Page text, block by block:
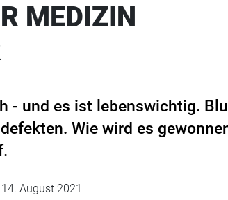
MEDIZIN
- und es ist lebenswichtig.
Wie wird es
14. August 2021